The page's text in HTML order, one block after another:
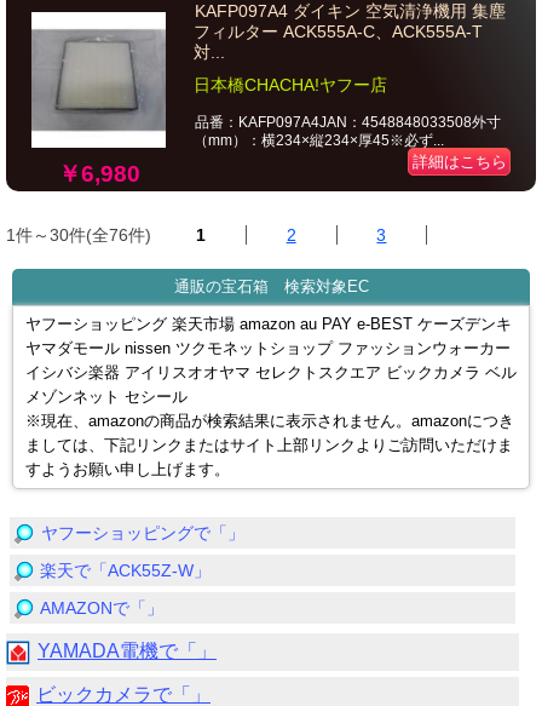
￥6,980
KAFP097A4 ダイキン 空気清浄機用 集塵
フィルター ACK555A-C、ACK555A-T
対...
日本橋CHACHA!ヤフー店
品番：KAFP097A4JAN：4548848033508外寸
（mm）：横234×縦234×厚45※必ず...
詳細はこちら
1件～30件(全76件) 1 2 3
通販の宝石箱 検索対象EC
ヤフーショッピング 楽天市場 amazon au PAY e-BEST ケーズデンキ
ヤマダモール nissen ツクモネットショップ ファッションウォーカー
イシバシ楽器 アイリスオオヤマ セレクトスクエア ビックカメラ ベル
メゾンネット セシール
※現在、amazonの商品が検索結果に表示されません。amazonにつき
ましては、下記リンクまたはサイト上部リンクよりご訪問いただけま
すようお願い申し上げます。
ヤフーショッピングで「」
楽天で「ACK55Z-W」
AMAZONで「」
YAMADA電機で「」
ビックカメラで「」